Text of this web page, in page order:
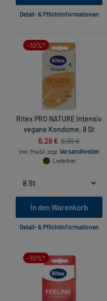
Detail- & Pflichtinformationen
-10%*
Ritex PRO NATURE Intensiv
vegane Kondome, 8 St
6,29 € 6,99 €
inkl. MwSt. zzgl. Versandkosten
Lieferbar
In den Warenkorb
Detail- & Pflichtinformationen
-10%*